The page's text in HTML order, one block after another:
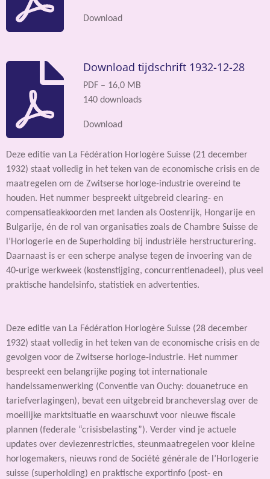
Download
Download tijdschrift 1932-12-28
PDF – 16,0 MB
140 downloads
Download
Deze editie van La Fédération Horlogère Suisse (21 december
1932) staat volledig in het teken van de economische crisis en de
maatregelen om de Zwitserse horloge-industrie overeind te
houden. Het nummer bespreekt uitgebreid clearing- en
compensatieakkoorden met landen als Oostenrijk, Hongarije en
Bulgarije, én de rol van organisaties zoals de Chambre Suisse de
l’Horlogerie en de Superholding bij industriële herstructurering.
Daarnaast is er een scherpe analyse tegen de invoering van de
40-urige werkweek (kostenstijging, concurrentienadeel), plus veel
praktische handelsinfo, statistiek en advertenties.
Deze editie van La Fédération Horlogère Suisse (28 december
1932) staat volledig in het teken van de economische crisis en de
gevolgen voor de Zwitserse horloge-industrie. Het nummer
bespreekt een belangrijke poging tot internationale
handelssamenwerking (Conventie van Ouchy: douanetruce en
tariefverlagingen), bevat een uitgebreid brancheverslag over de
moeilijke marktsituatie en waarschuwt voor nieuwe fiscale
plannen (federale “crisisbelasting”). Verder vind je actuele
updates over deviezenrestricties, steunmaatregelen voor kleine
horlogemakers, nieuws rond de Société générale de l’Horlogerie
suisse (superholding) en praktische exportinfo (post- en